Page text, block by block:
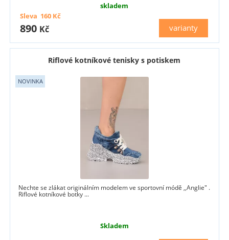
skladem
varianty
890 Kč
Sleva 160 Kč
Riflové kotníkové tenisky s potiskem
Nechte se zlákat originálním modelem ve sportovní módě ,,Anglie" .
Riflové kotníkové botky ...
Skladem